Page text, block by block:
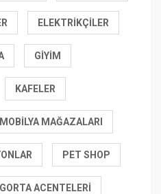
ELEKTRIKÇILER
GIYIM
KAFELER
MOBILYA MAĞAZALARI
PET SHOP
ACENTELERI